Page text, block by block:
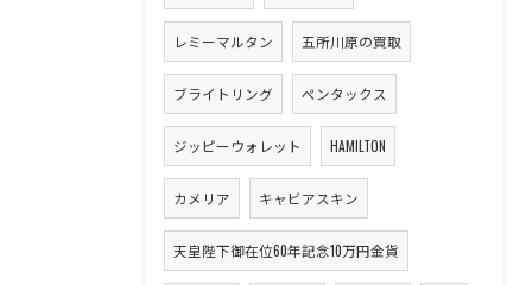
レミーマルタン 五所川原の買取
ブライトリング ペンタックス
ジッピーウォレット HAMILTON
カメリア キャビアスキン
天皇陛下御在位60年記念10万円金貨